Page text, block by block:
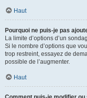
Haut
Pourquoi ne puis-je pas
La limite d’options d’un
Si le nombre d’options que
trop restreint, essayez de
possible de l’augmenter.
Haut